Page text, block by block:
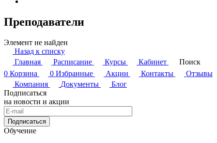
Преподаватели
Элемент не найден
Назад к списку
Главная
Расписание Курсы Кабинет
Поиск
0 Корзина 0 Избранные Акции Контакты
Отзывы
Компания
Документы
Блог
Подписаться
на новости и акции
Подписаться
Обучение